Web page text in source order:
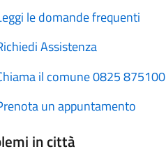
le domande frequenti
Assistenza
il comune 0825 875100
un appuntamento
in città